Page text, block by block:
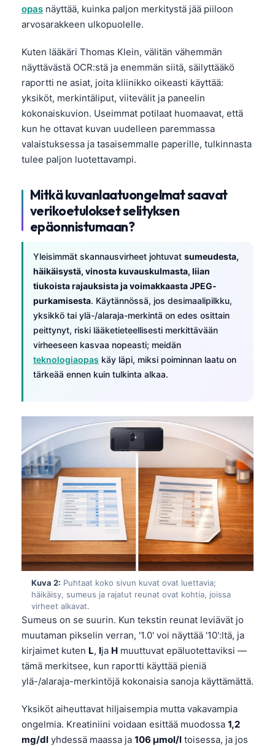
opas näyttää, kuinka paljon merkitystä jää piiloon
arvosarakkeen ulkopuolelle.
Kuten lääkäri Thomas Klein, välitän vähemmän
näyttävästä OCR:stä ja enemmän siitä, säilyttääkö
raportti ne asiat, joita kliinikko oikeasti käyttää:
yksiköt, merkintäliput, viitevälit ja paneelin
kokonaiskuvion. Useimmat potilaat huomaavat, että
kun he ottavat kuvan uudelleen paremmassa
valaistuksessa ja tasaisemmalle paperille, tulkinnasta
tulee paljon luotettavampi.
Mitkä kuvanlaatuongelmat saavat
verikoetulokset selityksen
epäonnistumaan?
Yleisimmät skannausvirheet johtuvat sumeudesta,
häikäisystä, vinosta kuvauskulmasta, liian
tiukoista rajauksista ja voimakkaasta JPEG-
purkamisesta. Käytännössä, jos desimaalipilkku,
yksikkö tai ylä-/alaraja-merkintä on edes osittain
peittynyt, riski lääketieteellisesti merkittävään
virheeseen kasvaa nopeasti; meidän
teknologiaopas käy läpi, miksi poiminnan laatu on
tärkeää ennen kuin tulkinta alkaa.
Kuva 2: Puhtaat koko sivun kuvat ovat luettavia;
häikäisy, sumeus ja rajatut reunat ovat kohtia, joissa
virheet alkavat.
Sumeus on se suurin. Kun tekstin reunat leviävät jo
muutaman pikselin verran, '1.0' voi näyttää '10':ltä, ja
kirjaimet kuten L, Ija H muuttuvat epäluotettaviksi —
tämä merkitsee, kun raportti käyttää pieniä
ylä-/alaraja-merkintöjä kokonaisia sanoja käyttämättä.
Yksiköt aiheuttavat hiljaisempia mutta vakavampia
ongelmia. Kreatiniini voidaan esittää muodossa 1,2
mg/dl yhdessä maassa ja 106 µmol/l toisessa, ja jos